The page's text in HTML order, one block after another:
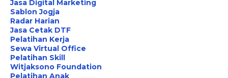
Jasa Digital Marketing
Sablon Jogja
Radar Harian
Jasa Cetak DTF
Pelatihan Kerja
Sewa Virtual Office
Pelatihan Skill
Witjaksono Foundation
Pelatihan Anak